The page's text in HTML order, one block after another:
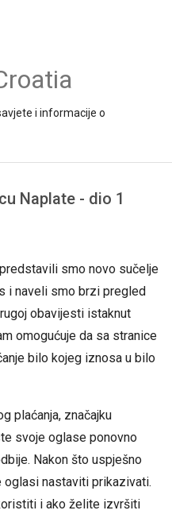
i informacije o
Naplate - dio 1
smo novo sučelje
i naveli smo brzi pregled
obavijesti istaknut
omogućuje da sa stranice
bilo kojeg iznosa u bilo
plaćanja, značajku
svoje oglase ponovno
Nakon što uspješno
oglasi nastaviti prikazivati.
i ako želite izvršiti